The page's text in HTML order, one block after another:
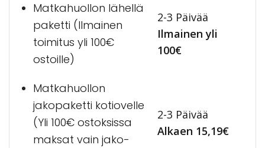
Matkahuollon lähellä
paketti (Ilmainen
toimitus yli 100€
ostoille)
2-3 Päivää
Ilmainen yli
100€
Matkahuollon
jakopaketti kotiovelle
(Yli 100€ ostoksissa
maksat vain jako-
2-3 Päivää
Alkaen 15,19€